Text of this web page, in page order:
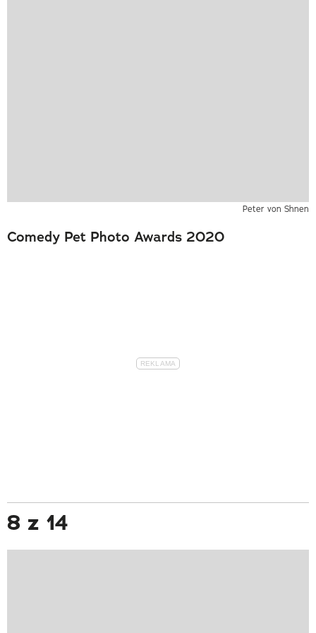
Peter von Shnen
Comedy Pet Photo Awards 2020
8 z 14